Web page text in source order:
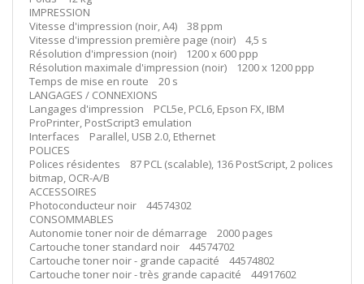
IMPRESSION
Vitesse d'impression (noir, A4) 38 ppm
Vitesse d'impression première page (noir) 4,5 s
Résolution d'impression (noir) 1200 x 600 ppp
Résolution maximale d'impression (noir) 1200 x 1200 ppp
Temps de mise en route 20 s
LANGAGES / CONNEXIONS
Langages d'impression PCL5e, PCL6, Epson FX, IBM
ProPrinter, PostScript3 emulation
Interfaces Parallel, USB 2.0, Ethernet
POLICES
Polices résidentes 87 PCL (scalable), 136 PostScript, 2 polices
bitmap, OCR-A/B
ACCESSOIRES
Photoconducteur noir 44574302
CONSOMMABLES
Autonomie toner noir de démarrage 2000 pages
Cartouche toner standard noir 44574702
Cartouche toner noir - grande capacité 44574802
Cartouche toner noir - très grande capacité 44917602